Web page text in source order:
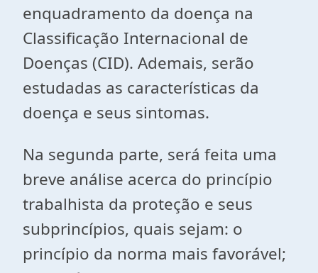
enquadramento da doença na
Classificação Internacional de
Doenças (CID). Ademais, serão
estudadas as características da
doença e seus sintomas.
Na segunda parte, será feita uma
breve análise acerca do princípio
trabalhista da proteção e seus
subprincípios, quais sejam: o
princípio da norma mais favorável;